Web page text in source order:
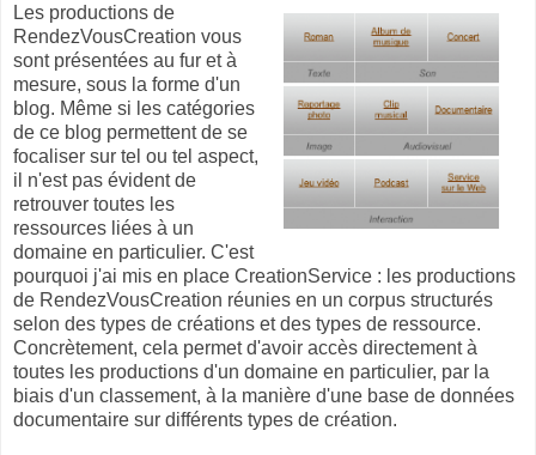
Les productions de
RendezVousCreation vous
sont présentées au fur et à
mesure, sous la forme d'un
blog. Même si les catégories
de ce blog permettent de se
focaliser sur tel ou tel aspect,
il n'est pas évident de
retrouver toutes les
ressources liées à un
domaine en particulier. C'est
pourquoi j'ai mis en place CreationService : les productions
de RendezVousCreation réunies en un corpus structurés
selon des types de créations et des types de ressource.
Concrètement, cela permet d'avoir accès directement à
toutes les productions d'un domaine en particulier, par la
biais d'un classement, à la manière d'une base de données
documentaire sur différents types de création.